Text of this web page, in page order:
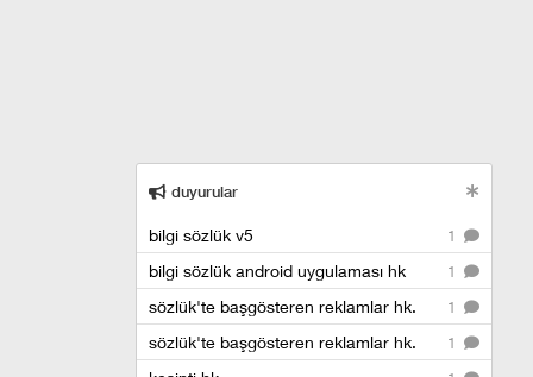
duyurular
1
bilgi sözlük v5
1
bilgi sözlük android uygulaması hk
1
sözlük'te başgösteren reklamlar hk.
1
sözlük'te başgösteren reklamlar hk.